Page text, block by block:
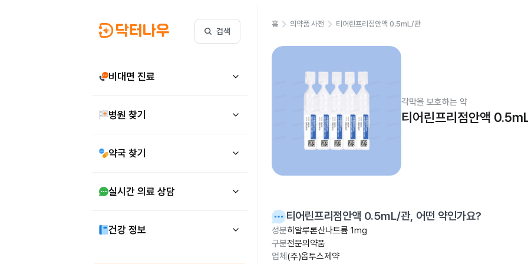
검색
비대면 진료
병원 찾기
약국 찾기
실시간 의료 상담
건강 정보
홈 의약품 사전 티어린프리점안액 0.5mL/관
각막을 보호하는 약
티어린프리점안액
티어린프리점안액 0.5mL/관, 어떤 약인가요?
성분히알루론산나트륨 1mg
구분전문의약품
업체 (주)옵투스제약